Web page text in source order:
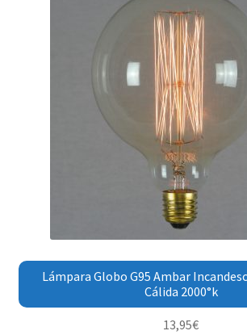
Lámpara Globo G95 Ambar
Cálida 2000°k
13,95€